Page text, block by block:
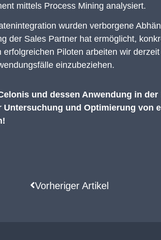
mittels Process Mining analysiert.
wurden verborgene
der Sales Partner hat ermöglicht,
erfolgreichen Piloten arbeiten wir
einzubeziehen.
und dessen Anwendung in
Untersuchung und Optimierung von
Vorheriger Artikel